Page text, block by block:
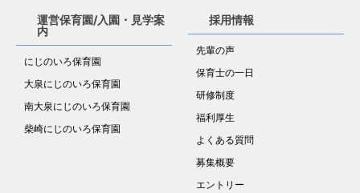
運営保育園/入園・見学案
内
にじのいろ保育園
大泉にじのいろ保育園
南大泉にじのいろ保育園
柴崎にじのいろ保育園
採用情報
先輩の声
保育士の一日
研修制度
福利厚生
よくある質問
募集概要
エントリー